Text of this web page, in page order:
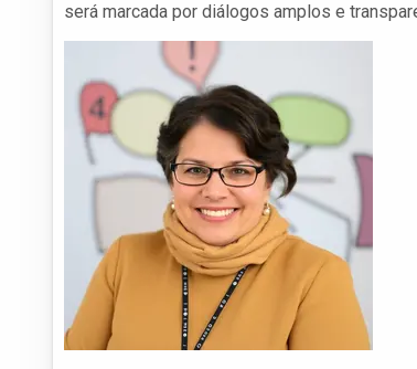
será marcada por diálogos amplos e